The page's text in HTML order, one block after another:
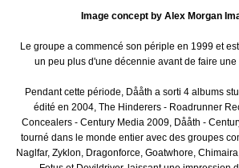
Image concept by Alex Morgan
Le groupe a commencé son périple en 1999 et
un peu plus d'une décennie avant de faire
Pendant cette période, Dååth a sorti 4 albums
édité en 2004, The Hinderers - Roadrunner
Concealers - Century Media 2009, Dååth -
tourné dans le monde entier avec des groupes
Naglfar, Zyklon, Dragonforce, Goatwhore,